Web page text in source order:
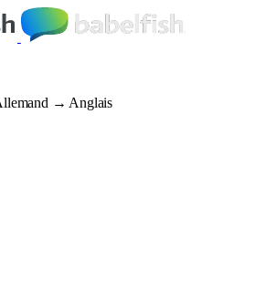
→ Anglais